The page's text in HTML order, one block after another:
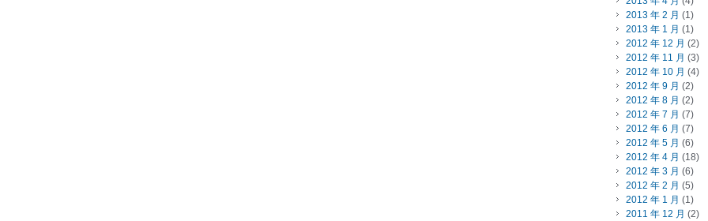
2013 年 2 月 (1)
2013 年 1 月 (1)
2012 年 12 月 (2)
2012 年 11 月 (3)
2012 年 10 月 (4)
2012 年 9 月 (2)
2012 年 8 月 (2)
2012 年 7 月 (7)
2012 年 6 月 (7)
2012 年 5 月 (6)
2012 年 4 月 (18)
2012 年 3 月 (6)
2012 年 2 月 (5)
2012 年 1 月 (1)
2011 年 12 月 (2)